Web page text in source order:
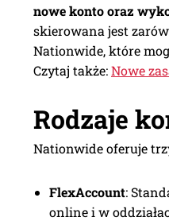
nowe konto oraz
skierowana jest
Nationwide, które
Czytaj także:Nowe
Rodzaje
Nationwide oferuje
FlexAccount:
online i w